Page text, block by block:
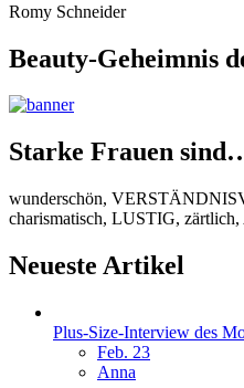
Romy Schneider
Beauty-Geheimnis
Starke Frauen
wunderschön,
charismatisch, LUSTIG,
Neueste Artikel
Plus-Size-Interview des
Feb. 23
Anna